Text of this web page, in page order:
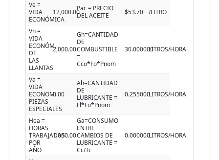
Ve =
VIDA
ECONÓMICA
12,000.00Pac = PRECIO
DEL ACEITE
$53.70 /LITRO
Vn =
VIDA
ECONÓM.
DE
LAS
LLANTAS
2,000.00
Gh=CANTIDAD
DE
COMBUSTIBLE
=
Cco*Fo*Pnom
30.000000LITROS/HORA
Va =
VIDA
ECONOM.
PIEZAS
ESPECIALES
0.00
Ah=CANTIDAD
DE
LUBRICANTE =
Fl*Fo*Pnom
0.255000LITROS/HORA
Hea =
HORAS
TRABAJADAS
POR
AÑO
1,000.00
Ga=CONSUMO
ENTRE
CAMBIOS DE
LUBRICANTE =
Cc/Tc
0.000000LITROS/HORA